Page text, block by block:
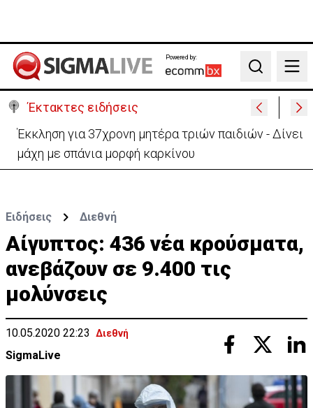
Powered by:
Search
Έκτακτες ειδήσεις
Γερμανία: Συγκρούστηκαν δύο τραμ - Τουλάχιστον
25 τραυματίες, οι 7 σοβαρά
Ειδήσεις Διεθνή
Αίγυπτος: 436 νέα κρούσματα,
ανεβάζουν σε 9.400 τις
μολύνσεις
10.05.2020 22:23 Διεθνή
SigmaLive